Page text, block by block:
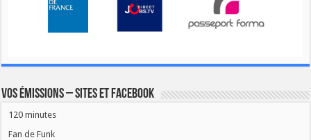
Vos émissions – Sites et Facebook
120 minutes
Fan de Funk